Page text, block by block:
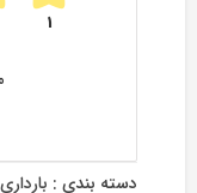
1
دسته بندی :